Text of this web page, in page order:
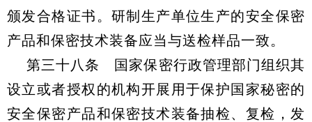
颁发合格证书。研制生产单位生产的安全保密
产品和保密技术装备应当与送检样品一致。
第三十八条 国家保密行政管理部门组织其
设立或者授权的机构开展用于保护国家秘密的
安全保密产品和保密技术装备抽检、复检，发